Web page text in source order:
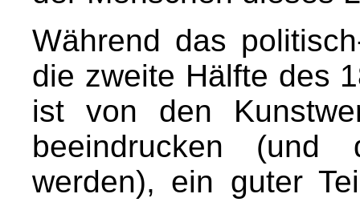
Während das
die zweite Hälfte des
ist von den
beeindrucken (und
werden), ein guter